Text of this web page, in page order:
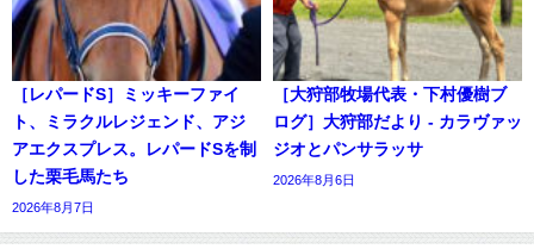
［レパードS］ミッキーファイ
ト、ミラクルレジェンド、アジ
アエクスプレス。レパードSを制
した栗毛馬たち
2026年8月7日
［大狩部牧場代表・下村優樹ブ
ログ］大狩部だより - カラヴァッ
ジオとパンサラッサ
2026年8月6日